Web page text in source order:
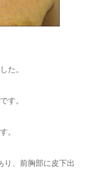
た。
す。
。
り、前胸部に皮下出